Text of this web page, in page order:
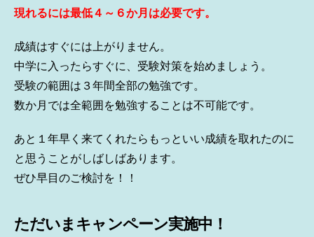
現れるには最低４～６か月は必要です。
成績はすぐには上がりません。
中学に入ったらすぐに、受験対策を始めましょう。
受験の範囲は３年間全部の勉強です。
数か月では全範囲を勉強することは不可能です。
あと１年早く来てくれたらもっといい成績を取れたのに
と思うことがしばしばあります。
ぜひ早目のご検討を！！
ただいまキャンペーン実施中！